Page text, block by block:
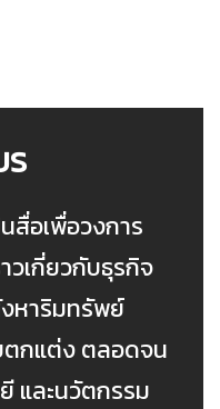
สื่อเพื่อวงการ
วเกี่ยวกับธุรกิจ
หาริมทรัพย์
กแต่ง ตลอดจน
และนวัตกรรม